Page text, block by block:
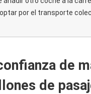
por el transporte
de
de